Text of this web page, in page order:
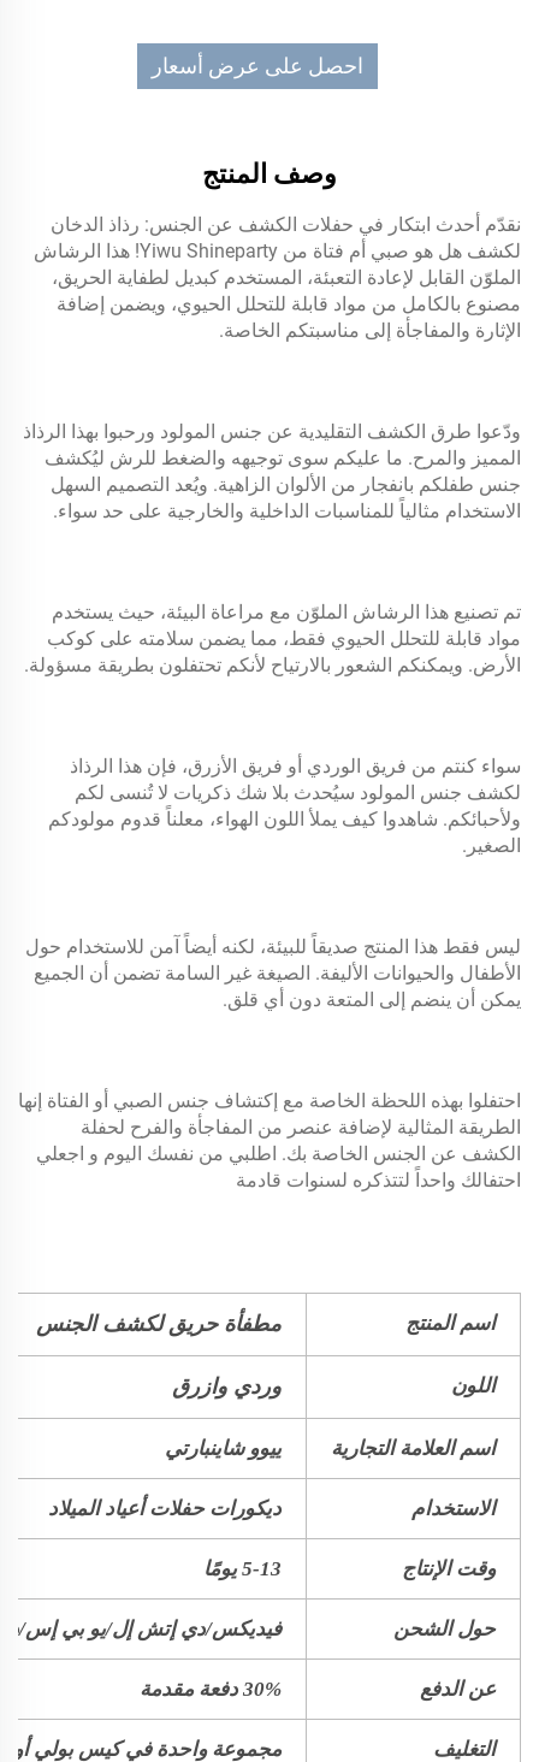
احصل على عرض أسعار
وصف المنتج
نقدّم أحدث ابتكار في حفلات الكشف عن الجنس: رذاذ الدخان
لكشف هل هو صبي أم فتاة من Yiwu Shineparty! هذا الرشاش
الملوّن القابل لإعادة التعبئة، المستخدم كبديل لطفاية الحريق،
مصنوع بالكامل من مواد قابلة للتحلل الحيوي، ويضمن إضافة
الإثارة والمفاجأة إلى مناسبتكم الخاصة.
ودّعوا طرق الكشف التقليدية عن جنس المولود ورحبوا بهذا الرذاذ
المميز والمرح. ما عليكم سوى توجيهه والضغط للرش ليُكشف
جنس طفلكم بانفجار من الألوان الزاهية. ويُعد التصميم السهل
الاستخدام مثالياً للمناسبات الداخلية والخارجية على حد سواء.
تم تصنيع هذا الرشاش الملوّن مع مراعاة البيئة، حيث يستخدم
مواد قابلة للتحلل الحيوي فقط، مما يضمن سلامته على كوكب
الأرض. ويمكنكم الشعور بالارتياح لأنكم تحتفلون بطريقة مسؤولة.
سواء كنتم من فريق الوردي أو فريق الأزرق، فإن هذا الرذاذ
لكشف جنس المولود سيُحدث بلا شك ذكريات لا تُنسى لكم
ولأحبائكم. شاهدوا كيف يملأ اللون الهواء، معلناً قدوم مولودكم
الصغير.
ليس فقط هذا المنتج صديقاً للبيئة، لكنه أيضاً آمن للاستخدام حول
الأطفال والحيوانات الأليفة. الصيغة غير السامة تضمن أن الجميع
يمكن أن ينضم إلى المتعة دون أي قلق.
احتفلوا بهذه اللحظة الخاصة مع إكتشاف جنس الصبي أو الفتاة إنها
الطريقة المثالية لإضافة عنصر من المفاجأة والفرح لحفلة
الكشف عن الجنس الخاصة بك. اطلبي من نفسك اليوم و اجعلي
احتفالك واحداً لتتذكره لسنوات قادمة
اسم المنتج مطفأة حريق لكشف الجنس
اللون وردي وازرق
اسم العلامة التجارية ييوو شاينبارتي
الاستخدام ديكورات حفلات أعياد الميلاد
وقت الإنتاج 5-13 يومًا
حول الشحن فيديكس/دي إتش إل/يو بي إس/
عن الدفع 30% دفعة مقدمة
التغليف مجموعة واحدة في كيس بولي أو